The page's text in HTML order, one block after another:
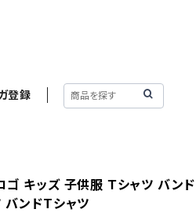
登録
ゴ キッズ 子供服 Ｔシャツ バンド
バンドTシャツ